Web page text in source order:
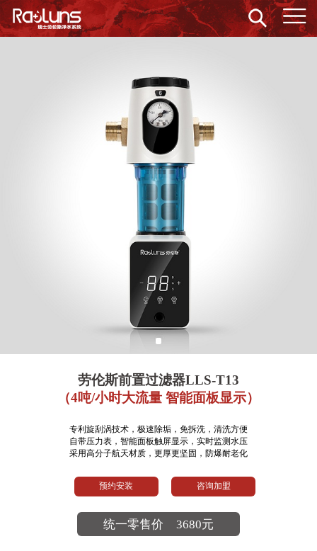
劳伦斯前置过滤器LLS-T13
（4吨/小时大流量 智能面板显示）
专利旋刮涡技术，极速除垢，免拆洗，清洗方便
自带压力表，智能面板触屏显示，实时监测水压
采用高分子航天材质，更厚更坚固，防爆耐老化
预约安装 咨询加盟
统一零售价 3680元